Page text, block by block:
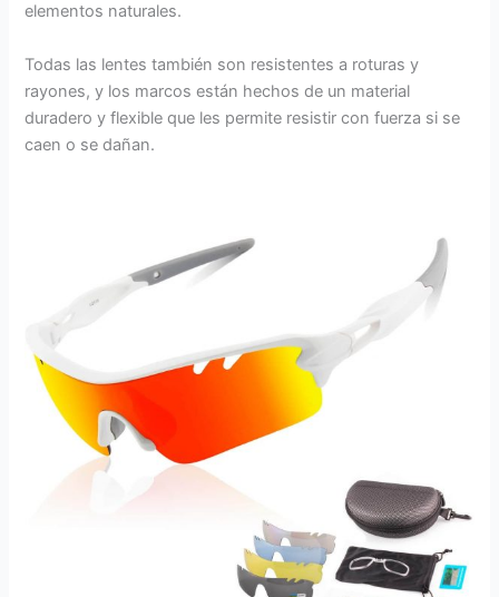
elementos naturales.
Todas las lentes también son resistentes a roturas y
rayones, y los marcos están hechos de un material
duradero y flexible que les permite resistir con fuerza si se
caen o se dañan.